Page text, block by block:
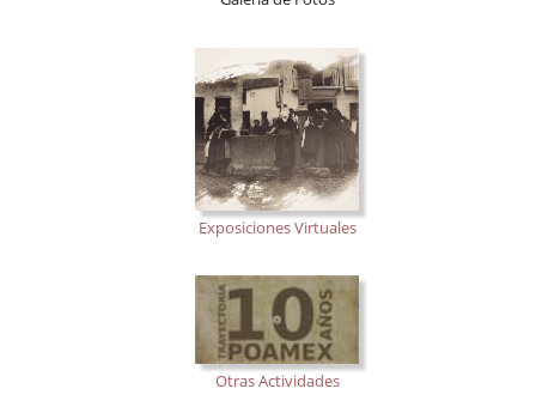
Exposiciones Virtuales
Otras Actividades